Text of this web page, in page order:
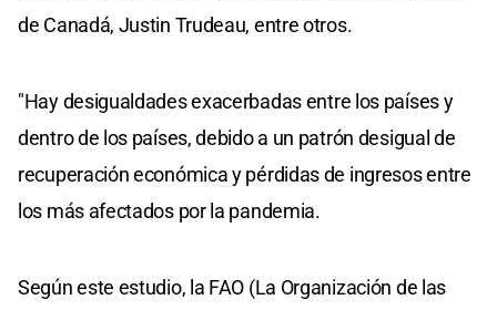
de Canadá, Justin Trudeau, entre otros.
"Hay desigualdades exacerbadas entre los países y
dentro de los países, debido a un patrón desigual de
recuperación económica y pérdidas de ingresos entre
los más afectados por la pandemia.
Según este estudio, la FAO (La Organización de las